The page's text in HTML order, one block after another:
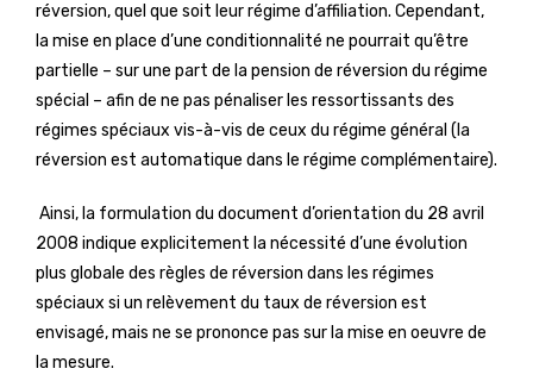
réversion, quel que soit leur régime d’affiliation. Cependant,
la mise en place d’une conditionnalité ne pourrait qu’être
partielle – sur une part de la pension de réversion du régime
spécial – afin de ne pas pénaliser les ressortissants des
régimes spéciaux vis-à-vis de ceux du régime général (la
réversion est automatique dans le régime complémentaire).
Ainsi, la formulation du document d’orientation du 28 avril
2008 indique explicitement la nécessité d’une évolution
plus globale des règles de réversion dans les régimes
spéciaux si un relèvement du taux de réversion est
envisagé, mais ne se prononce pas sur la mise en oeuvre de
la mesure.